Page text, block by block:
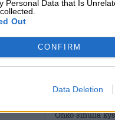
Personal Data that Is
Out
CONFIRM
Data Deletion
Onko sinulla